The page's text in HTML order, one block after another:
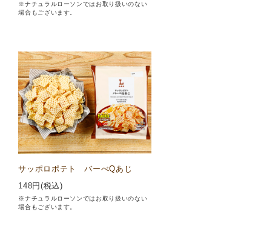
※ナチュラルローソンではお取り扱いのない
場合もございます。
サッポロポテト バーべQあじ
148円(税込)
※ナチュラルローソンではお取り扱いのない
場合もございます。